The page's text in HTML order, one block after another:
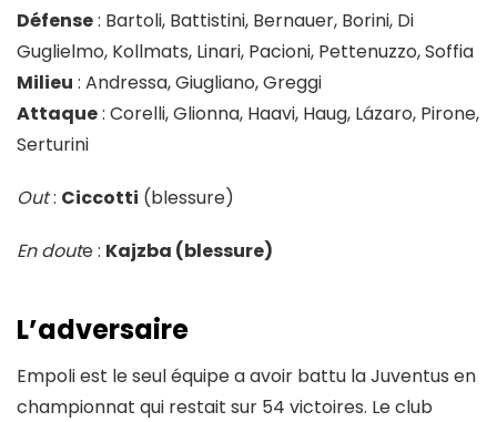
Défense: Bartoli, Battistini, Bernauer, Borini, Di
Guglielmo, Kollmats, Linari, Pacioni, Pettenuzzo, Soffia
Milieu : Andressa, Giugliano, Greggi
Attaque: Corelli, Glionna, Haavi, Haug, Lázaro, Pirone,
Serturini
Out: Ciccotti (blessure)
En doute : Kajzba (blessure)
L’adversaire
Empoli est le seul équipe a avoir battu la Juventus en
championnat qui restait sur 54 victoires. Le club